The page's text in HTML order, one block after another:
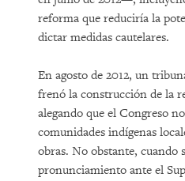
reforma que reduciría la
dictar medidas cautelares.
En agosto de 2012, un
frenó la construcción de la
alegando que el Congreso
comunidades indígenas
obras. No obstante, cuando
pronunciamiento ante el